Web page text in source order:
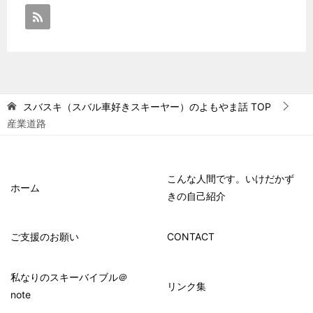
スバスキ（スバル車好きスキーヤー）のよもやま話 TOP
産業道路
ホーム
こんな人間です。いけだかず
きの自己紹介
ご支援のお願い CONTACT
私なりのスキーバイブル＠
note
リンク集